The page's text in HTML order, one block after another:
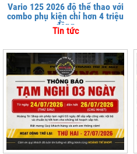
Vario 125 2026 độ thể thao với
combo phụ kiện chỉ hơn 4 triệu
đồng
Tin tức